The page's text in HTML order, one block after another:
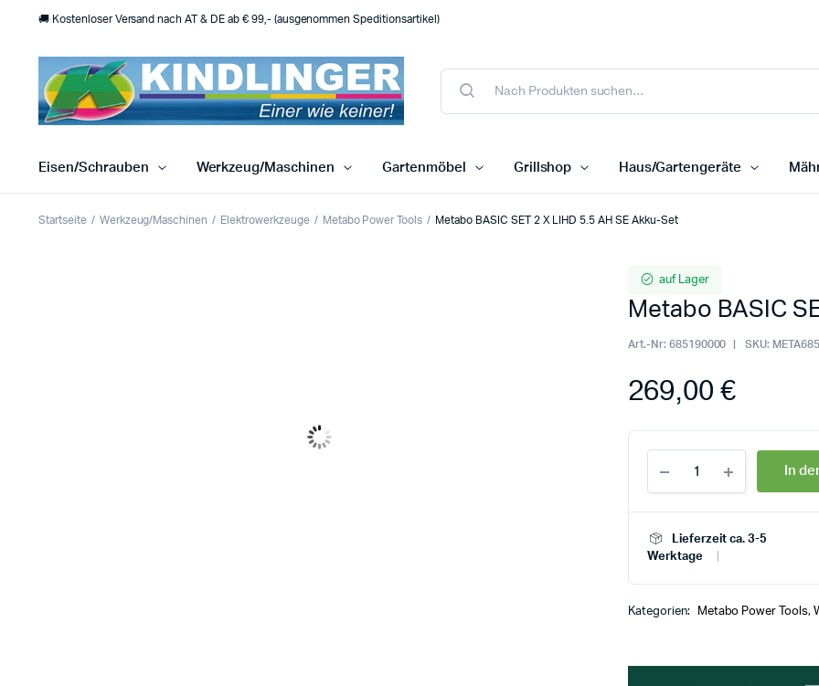
🚚 Kostenloser Versand nach AT & DE ab € 99,- (ausgenommen Speditionsartikel)
Eisen/Schrauben Werkzeug/Maschinen Gartenmöbel Grillshop Haus/Gartengeräte
Startseite Werkzeug/Maschinen Elektrowerkzeuge Metabo Power Tools Metabo BASIC SET 2 X LIHD 5.5 AH SE Akku-Set
auf Lager
Metabo BASIC
Art.-Nr: 685190000 SKU:
269,00€
In
Lieferzeit ca. 3-5
Werktage
Kategorien: Metabo Power Tools,